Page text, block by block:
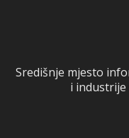
Središnje mjesto
i